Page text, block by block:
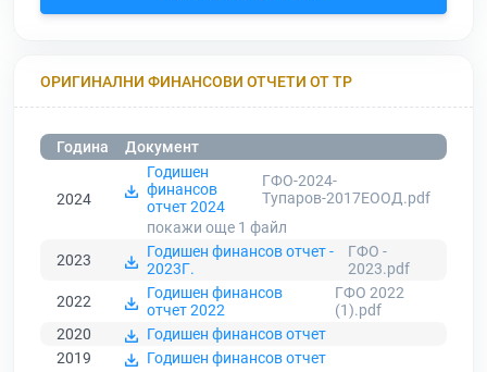
ОРИГИНАЛНИ ФИНАНСОВИ ОТЧЕТИ ОТ ТР
Година Документ
2024
Годишен
финансов
отчет 2024
ГФО-2024-
Тупаров-2017ЕООД.pdf
покажи още 1 файл
2023
Годишен финансов отчет -
2023Г.
ГФО -
2023.pdf
2022
Годишен финансов
отчет 2022
ГФО 2022
(1).pdf
2020
Годишен финансов отчет
2019
Годишен финансов отчет